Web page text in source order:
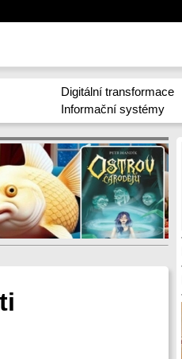
Digitální transformace
Informační systémy